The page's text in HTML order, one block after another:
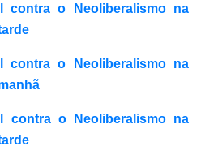
contra o Neoliberalismo na
contra o Neoliberalismo na
contra o Neoliberalismo na